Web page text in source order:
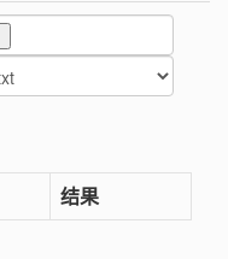
结果